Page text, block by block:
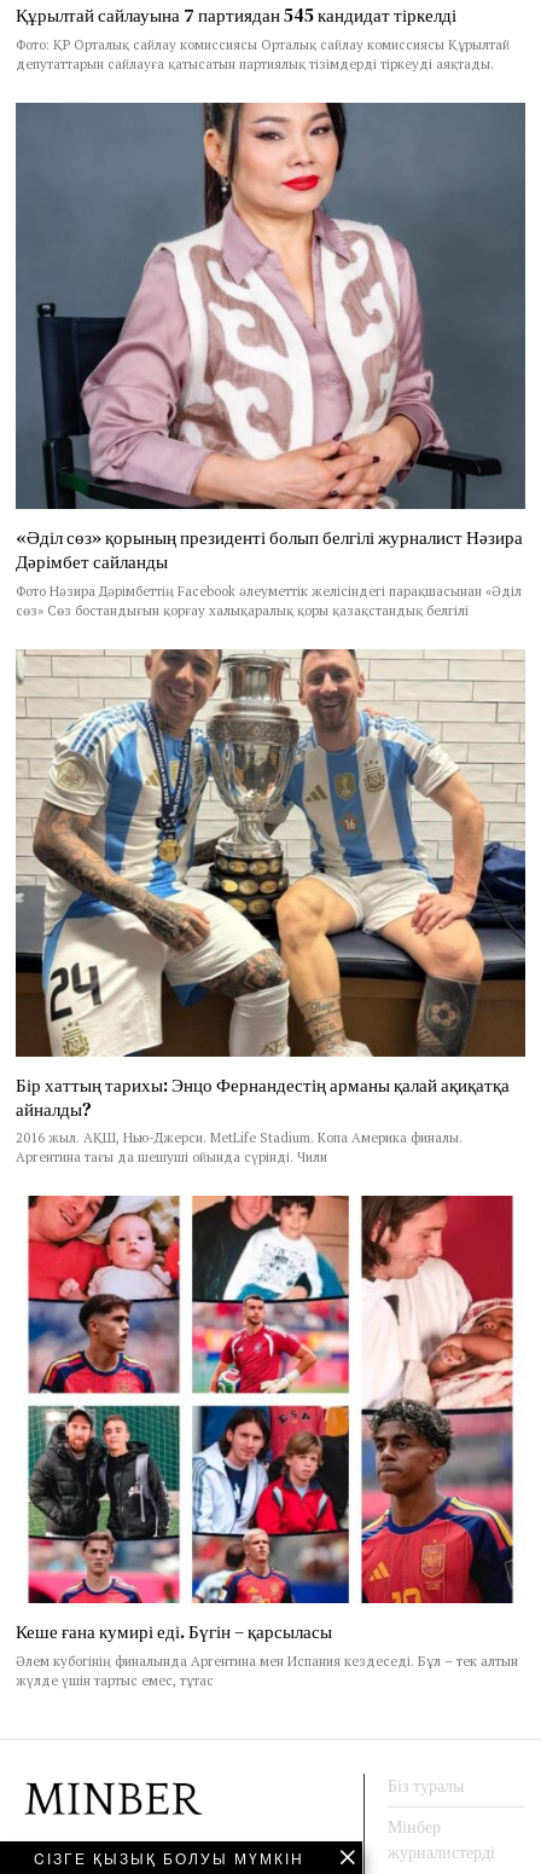
Құрылтай сайлауына 7 партиядан 545 кандидат тіркелді
Фото: ҚР Орталық сайлау комиссиясы Орталық сайлау комиссиясы Құрылтай
депутаттарын сайлауға қатысатын партиялық тізімдерді тіркеуді аяқтады.
«Әділ сөз» қорының президенті болып белгілі журналист Нәзира
Дәрімбет сайланды
Фото Нәзира Дәрімбеттің Facebook әлеуметтік желісіндегі парақшасынан «Әділ
сөз» Сөз бостандығын қорғау халықаралық қоры қазақстандық белгілі
Бір хаттың тарихы: Энцо Фернандестің арманы қалай ақиқатқа
айналды?
2016 жыл. АҚШ, Нью-Джерси. MetLife Stadium. Копа Америка финалы.
Аргентина тағы да шешуші ойында сүрінді. Чили
Кеше ғана кумирі еді. Бүгін – қарсыласы
Әлем кубогінің финалында Аргентина мен Испания кездеседі. Бұл – тек алтын
жүлде үшін тартыс емес, тұтас
CІЗГЕ ҚЫЗЫҚ БОЛУЫ МҮМКІН
АҚПАРАТ АГЕНТТЕГІ
Біз туралы
Мінбер
журналистерді